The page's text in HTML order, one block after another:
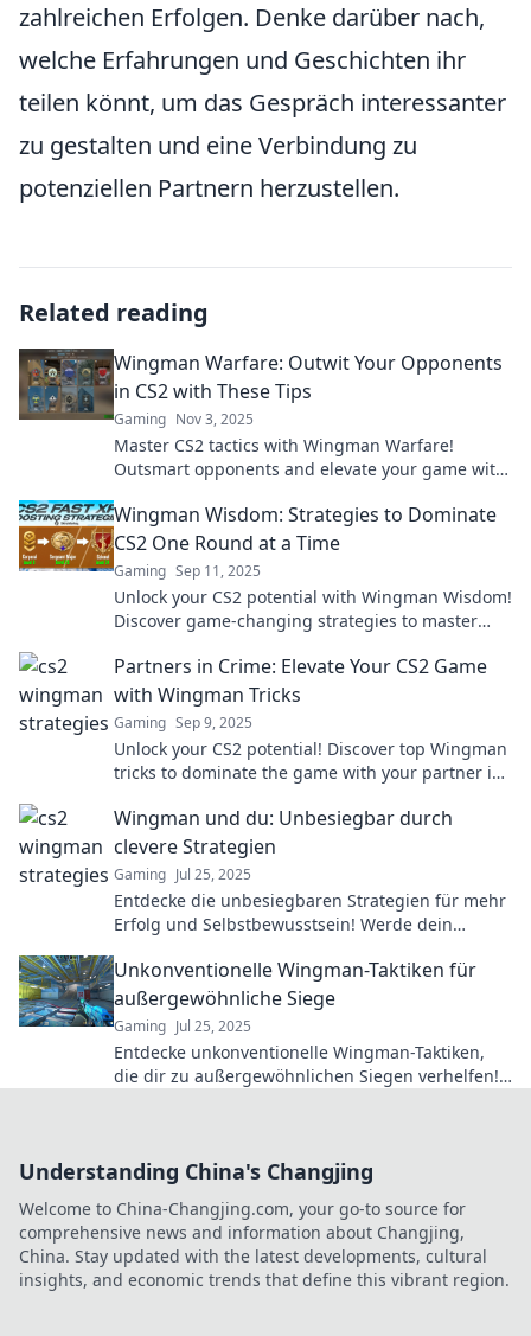
zahlreichen Erfolgen. Denke darüber nach,
welche Erfahrungen und Geschichten ihr
teilen könnt, um das Gespräch interessanter
zu gestalten und eine Verbindung zu
potenziellen Partnern herzustellen.
Related reading
Wingman Warfare: Outwit Your Opponents
in CS2 with These Tips
Gaming Nov 3, 2025
Master CS2 tactics with Wingman Warfare!
Outsmart opponents and elevate your game with
Wingman Wisdom: Strategies to Dominate
CS2 One Round at a Time
Gaming Sep 11, 2025
Unlock your CS2 potential with Wingman Wisdom!
Discover game-changing strategies to master
Partners in Crime: Elevate Your CS2 Game
with Wingman Tricks
Gaming Sep 9, 2025
Unlock your CS2 potential! Discover top Wingman
tricks to dominate the game with your partner in
Wingman und du: Unbesiegbar durch
clevere Strategien
Gaming Jul 25, 2025
Entdecke die unbesiegbaren Strategien für mehr
Erfolg und Selbstbewusstsein! Werde dein
Herausforderung!
Unkonventionelle Wingman-Taktiken für
außergewöhnliche Siege
Gaming Jul 25, 2025
Entdecke unkonventionelle Wingman-Taktiken,
die dir zu außergewöhnlichen Siegen verhelfen!
Understanding China's Changjing
Welcome to China-Changjing.com, your go-to source for
comprehensive news and information about Changjing,
China. Stay updated with the latest developments, cultural
insights, and economic trends that define this vibrant region.